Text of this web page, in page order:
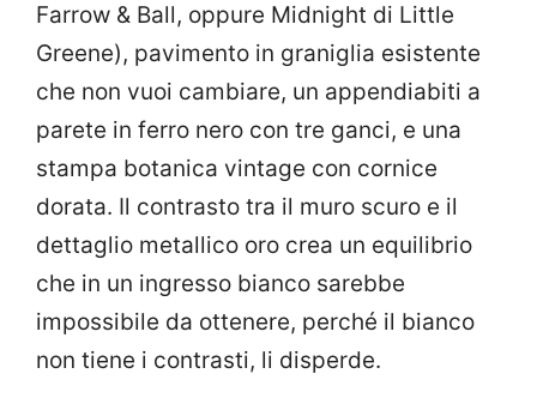
Farrow & Ball, oppure Midnight di Little
Greene), pavimento in graniglia esistente
che non vuoi cambiare, un appendiabiti a
parete in ferro nero con tre ganci, e una
stampa botanica vintage con cornice
dorata. Il contrasto tra il muro scuro e il
dettaglio metallico oro crea un equilibrio
che in un ingresso bianco sarebbe
impossibile da ottenere, perché il bianco
non tiene i contrasti, li disperde.